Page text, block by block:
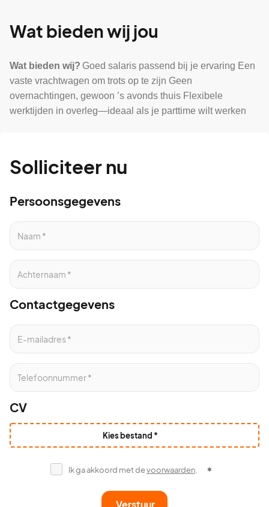
Wat bieden wij jou
Wat bieden wij? Goed salaris passend bij je ervaring Een
vaste vrachtwagen om trots op te zijn Geen
overnachtingen, gewoon ’s avonds thuis Flexibele
werktijden in overleg—ideaal als je parttime wilt werken
Solliciteer nu
Persoonsgegevens
Contactgegevens
CV
Kies bestand *
Ik ga akkoord met devoorwaarden